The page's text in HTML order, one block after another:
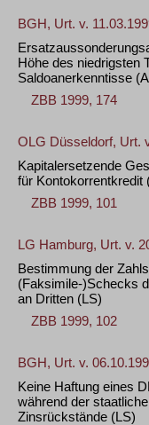
BGH, Urt. v.
Höhe des niedrigsten
Saldoanerkenntisse
ZBB 1999, 174
OLG Düsseldorf, Urt.
Kapitalersetzende
für Kontokorrentkredit
ZBB 1999, 101
LG Hamburg, Urt. v.
Bestimmung der
(Faksimile-)Schecks
an Dritten (LS)
ZBB 1999, 102
BGH, Urt. v.
Keine Haftung eines
während der
Zinsrückstände (LS)